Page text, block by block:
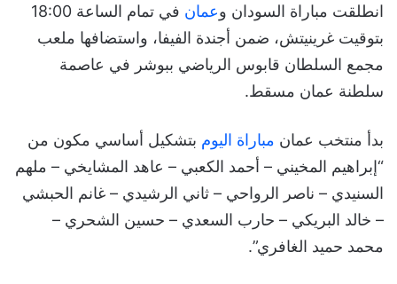
انطلقت مباراة السودان وعمان
في تمام الساعة 18:00
بتوقيت غرينيتش، ضمن أجندة الفيفا، واستضافها ملعب
مجمع السلطان قابوس الرياضي ببوشر في عاصمة
سلطنة عمان مسقط.
بدأ منتخب عمان مباراة اليوم بتشكيل أساسي مكون من
“إبراهيم المخيني – أحمد الكعبي – عاهد المشايخي – ملهم
السنيدي – ناصر الرواحي – ثاني الرشيدي – غانم الحبشي
– خالد البريكي – حارب السعدي – حسين الشحري –
محمد حميد الغافري”.